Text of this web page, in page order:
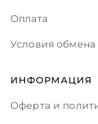
Оплата
Условия обмена
ИНФОРМАЦИЯ
Оферта и